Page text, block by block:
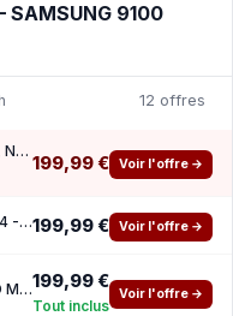
SAMSUNG 9100
12 offres
Samsung SSD Interne 9100 Pro, NVMe 2.0 PCIe 5.0x4, Capacité 1To, Vitesse de Lecture jusqu'
199,99 € Voir l'offre →
9100 PRO NVMe M.2 PCIe 5.0 x4 - 1 To - vitesse de lecture jusqu'à 14 800 Mo s - MZ-VAP1T0B199,99 € Voir l'offre →
Disque SSD Samsung 9100 PRO MZ-VAP1T0 1 To Black199,99 €
Tout inclus
Voir l'offre →